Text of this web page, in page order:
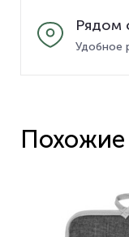
Рядом
Удобное
Похожие